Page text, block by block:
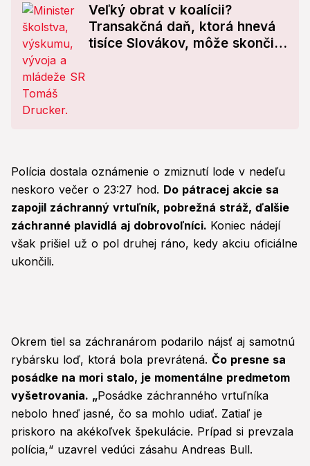
Veľký obrat v koalícii?
Transakčná daň, ktorá hnevá
tisíce Slovákov, môže skončiť:
Polícia dostala oznámenie o zmiznutí lode v nedeľu
neskoro večer o 23:27 hod. Do pátracej akcie sa
zapojil záchranný vrtuľník, pobrežná stráž, ďalšie
záchranné plavidlá aj dobrovoľníci. Koniec nádejí
však prišiel už o pol druhej ráno, kedy akciu oficiálne
ukončili.
Okrem tiel sa záchranárom podarilo nájsť aj samotnú
rybársku loď, ktorá bola prevrátená. Čo presne sa
posádke na mori stalo, je momentálne predmetom
vyšetrovania. „Posádke záchranného vrtuľníka
nebolo hneď jasné, čo sa mohlo udiať. Zatiaľ je
priskoro na akékoľvek špekulácie. Prípad si prevzala
polícia,“ uzavrel vedúci zásahu Andreas Bull.